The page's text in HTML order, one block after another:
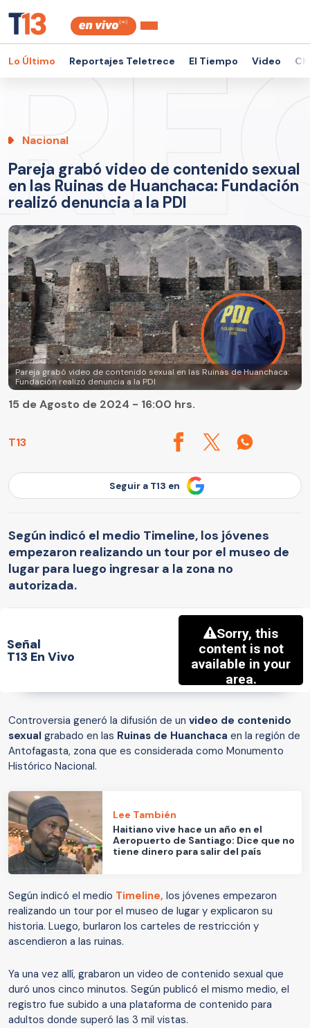
Lo Último Reportajes Teletrece El Tiempo Video
Nacional
Pareja grabó video de contenido sexual
en las Ruinas de Huanchaca: Fundación
realizó denuncia a la PDI
Pareja grabó video de contenido sexual en las Ruinas de Huanchaca:
Fundación realizó denuncia a la PDI
T13
15 de Agosto de 2024 - 16:00 hrs.
Seguir a T13 en
Según indicó el medio Timeline, los jóvenes
empezaron realizando un tour por el museo de
lugar para luego ingresar a la zona no
autorizada.
Señal
T13 En Vivo
Controversia generó la difusión de un video de contenido
sexual grabado en las Ruinas de Huanchaca en la región de
Antofagasta, zona que es considerada como Monumento
Histórico Nacional.
Lee También
Haitiano vive hace un año en el
Aeropuerto de Santiago: Dice que no
tiene dinero para salir del país
Según indicó el medio Timeline, los jóvenes empezaron
realizando un tour por el museo de lugar y explicaron su
historia. Luego, burlaron los carteles de restricción y
ascendieron a las ruinas.
Ya una vez allí, grabaron un video de contenido sexual que
duró unos cinco minutos. Según publicó el mismo medio, el
registro fue subido a una plataforma de contenido para
adultos donde superó las 3 mil vistas.